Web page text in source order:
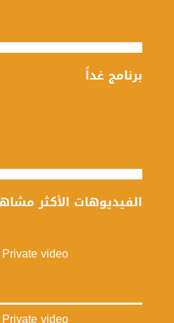
برنامج غداً
الفيديوهات الأكثر
Private video